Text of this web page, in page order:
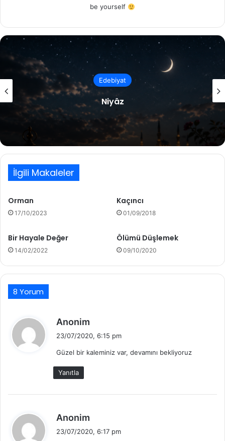
be yourself
Edebiyat
Niyâz
İlgili Makaleler
Orman
17/10/2023
Kaçıncı
01/09/2018
Bir Hayale Değer
14/02/2022
Ölümü Düşlemek
09/10/2020
8 Yorum
Anonim
e
i
23/07/2020, 6:15 pm
Güzel bir kaleminiz var, devamını bekliyoruz
Yanıtla
Anonim
e
23/07/2020, 6:17 pm